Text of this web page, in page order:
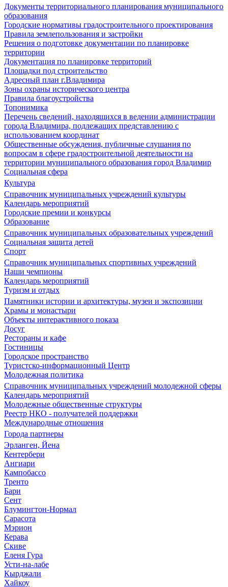
Документы территориального планирования муниципального
образования
Городские нормативы градостроительного проектирования
Правила землепользования и застройки
Решения о подготовке документации по планировке
территории
Документация по планировке территорий
Площадки под строительство
Адресный план г.Владимира
Зоны охраны исторического центра
Правила благоустройства
Топонимика
Перечень сведений, находящихся в ведении администрации
города Владимира, подлежащих представлению с
использованием координат
Общественные обсуждения, публичные слушания по
вопросам в сфере градостроительной деятельности на
территории муниципального образования город Владимир
Социальная сфера
Культура
Справочник муниципальных учреждений культуры
Календарь мероприятий
Городские премии и конкурсы
Образование
Справочник муниципальных образовательных учреждений
Социальная защита детей
Спорт
Справочник муниципальных спортивных учреждений
Наши чемпионы
Календарь мероприятий
Туризм и отдых
Памятники истории и архитектуры, музеи и экспозиции
Храмы и монастыри
Объекты интерактивного показа
Досуг
Рестораны и кафе
Гостиницы
Городское пространство
Туристско-информационный Центр
Молодежная политика
Справочник муниципальных учреждений молодежной сферы
Календарь мероприятий
Молодежные общественные структуры
Реестр НКО - получателей поддержки
Международные отношения
Города партнеры
Эрланген, Йена
Кентербери
Ангиари
Кампобассо
Тренто
Бари
Сент
Блумингтон-Нормал
Сарасота
Мэрион
Керава
Скиве
Еленя Гура
Усти-на-лабе
Кырджали
Хайкоу